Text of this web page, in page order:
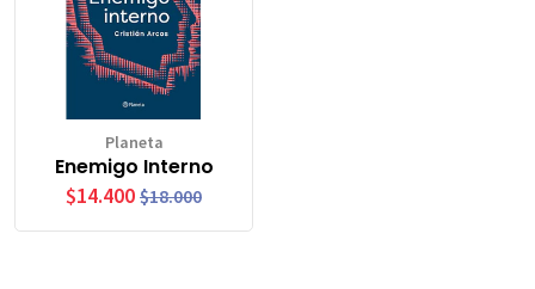
Planeta
Enemigo Interno
$14.400 $18.000